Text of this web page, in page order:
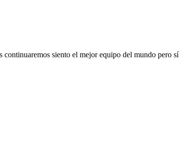
siento el mejor equipo del mundo pero sí